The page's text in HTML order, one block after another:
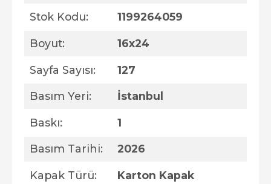
Stok Kodu: 1199264059
Boyut: 16x24
Sayfa Sayısı: 127
Basım Yeri: İstanbul
Baskı: 1
Basım Tarihi: 2026
Kapak Türü: Karton Kapak